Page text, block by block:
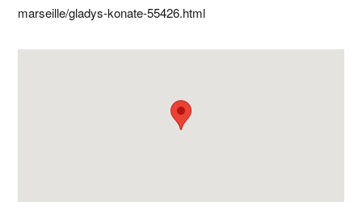
marseille/gladys-konate-55426.html